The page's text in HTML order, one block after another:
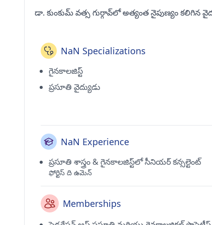
డా. కుంకుమ్ వత్స గుర్గావ్‌లో అత్యంత నైపుణ్యం కలిగిన
NaN Specializations
గైనకాలజిస్ట్
ప్రసూతి వైద్యుడు
NaN Experience
ప్రసూతి శాస్త్రం & గైనకాలజిస్ట్‌లో సీనియర్ కన్సల్టెంట్
ఫోర్టిస్ ది ఉమెన్
Memberships